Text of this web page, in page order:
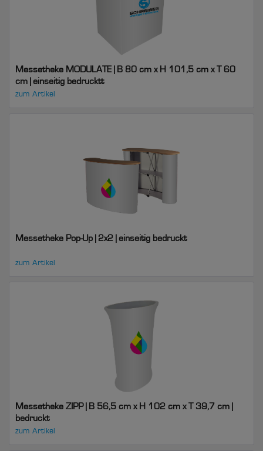
Messetheke MODULATE | B 80 cm x H 101,5 cm x T 60
cm | einseitig bedrucktt
zum Artikel
Messetheke Pop-Up | 2x2 | einseitig bedruckt
zum Artikel
Messetheke ZIPP | B 56,5 cm x H 102 cm x T 39,7 cm |
bedruckt
zum Artikel